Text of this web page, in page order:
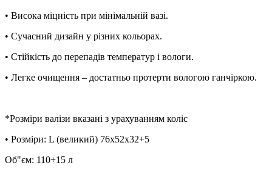
• Висока міцність при мінімальній вазі.
• Сучасний дизайн у різних кольорах.
• Стійкість до перепадів температур і вологи.
• Легке очищення – достатньо протерти вологою ганчіркою.
*Розміри валізи вказані з урахуванням коліс
• Розміри: L (великий) 76x52х32+5
Об"єм: 110+15 л